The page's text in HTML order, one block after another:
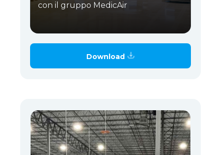
con il gruppo MedicAir
Download